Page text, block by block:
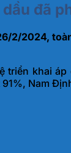
đã
2/2024,
triển khai
Nam